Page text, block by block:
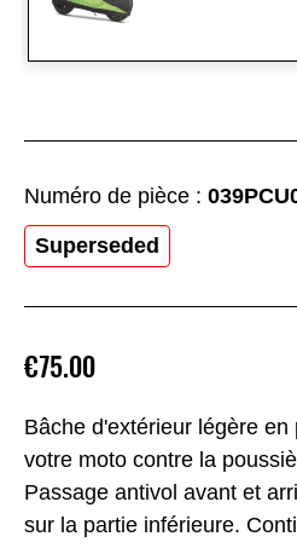
Bâche d'extérieur légère
votre moto contre la
Passage antivol avant et
sur la partie inférieure.
€75.00
Numéro de pièce :
Superseded